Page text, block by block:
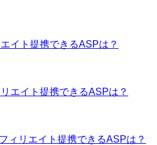
イト提携できるASPは？
エイト提携できるASPは？
ィリエイト提携できるASPは？